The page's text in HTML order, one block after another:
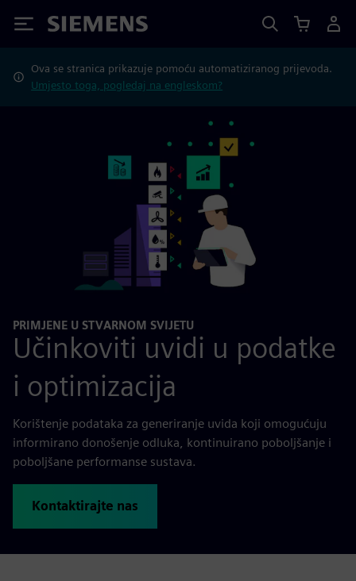
Siemens
Ova se stranica prikazuje pomoću automatiziranog prijevoda.
Umjesto toga, pogledaj na engleskom?
PRIMJENE U STVARNOM SVIJETU
Učinkoviti uvidi u podatke
i optimizacija
Korištenje podataka za generiranje uvida koji omogućuju
informirano donošenje odluka, kontinuirano poboljšanje i
poboljšane performanse sustava.
Kontaktirajte nas